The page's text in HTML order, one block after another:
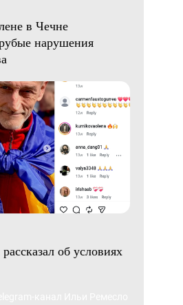
в Чечне
нарушения
об условиях